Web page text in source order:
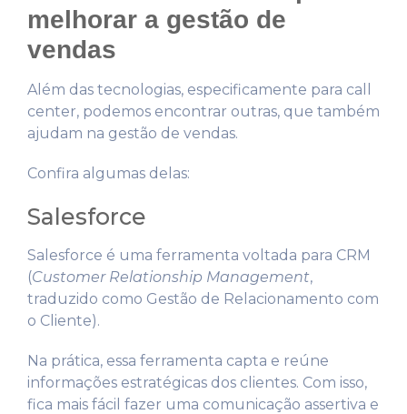
melhorar a gestão de
vendas
Além das tecnologias, especificamente para call
center, podemos encontrar outras, que também
ajudam na gestão de vendas.
Confira algumas delas:
Salesforce
Salesforce é uma ferramenta voltada para CRM
(Customer Relationship Management,
traduzido como Gestão de Relacionamento com
o Cliente).
Na prática, essa ferramenta capta e reúne
informações estratégicas dos clientes. Com isso,
fica mais fácil fazer uma comunicação assertiva e